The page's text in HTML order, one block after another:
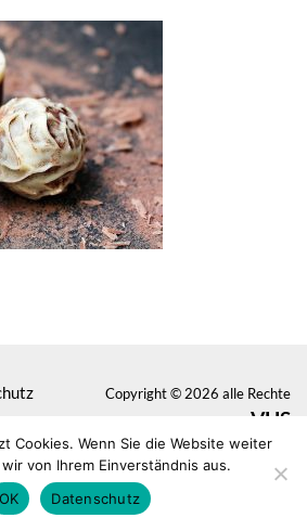
Copyright © 2026 alle Rechte
VHS
Seligenstadt
Cookies. Wenn Sie die Website weiter
von Ihrem Einverständnis aus.
OK
Datenschutz